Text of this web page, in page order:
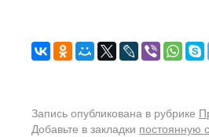
Запись опубликована в рубрике
Добавьте в закладки постоянную